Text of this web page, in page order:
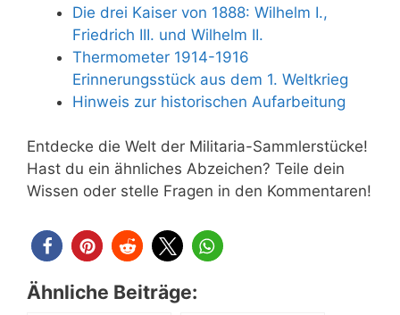
Die drei Kaiser von 1888: Wilhelm I.,
Friedrich III. und Wilhelm II.
Thermometer 1914-1916
Erinnerungsstück aus dem 1. Weltkrieg
Hinweis zur historischen Aufarbeitung
Entdecke die Welt der Militaria-Sammlerstücke!
Hast du ein ähnliches Abzeichen? Teile dein
Wissen oder stelle Fragen in den Kommentaren!
Ähnliche Beiträge: